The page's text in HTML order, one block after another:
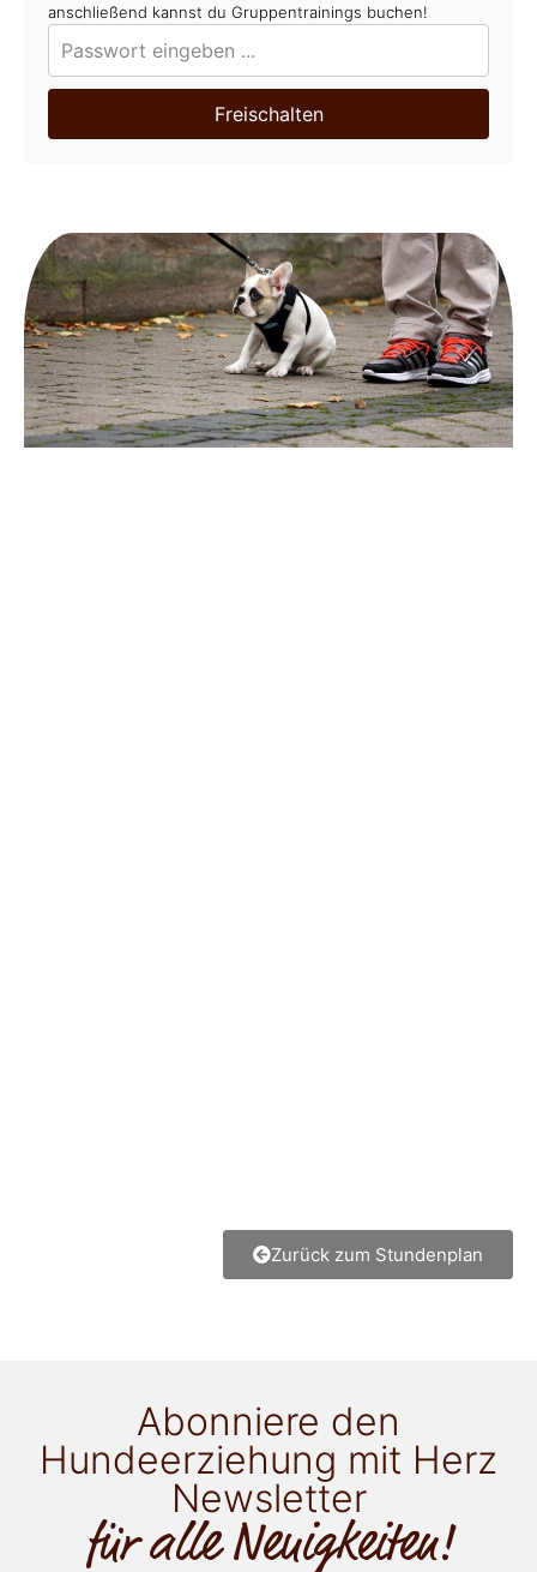
anschließend kannst du Gruppentrainings buchen!
Freischalten
Zurück zum Stundenplan
Abonniere den
Hundeerziehung mit Herz
Newsletter
für alle Neuigkeiten!